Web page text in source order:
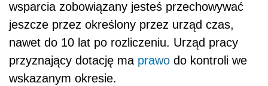
wsparcia zobowiązany jesteś przechowywać
jeszcze przez określony przez urząd czas,
nawet do 10 lat po rozliczeniu. Urząd pracy
przyznający dotację ma prawo do kontroli we
wskazanym okresie.